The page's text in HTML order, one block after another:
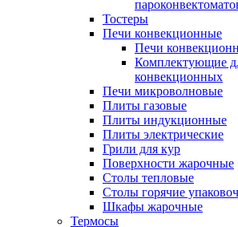
Тостеры
Печи конвекционные
Печи
Комплектующие
конвекционных
Печи микроволновые
Плиты газовые
Плиты индукционные
Плиты электрические
Грили для кур
Поверхности жарочные
Столы тепловые
Столы горячие
Шкафы жарочные
Термосы